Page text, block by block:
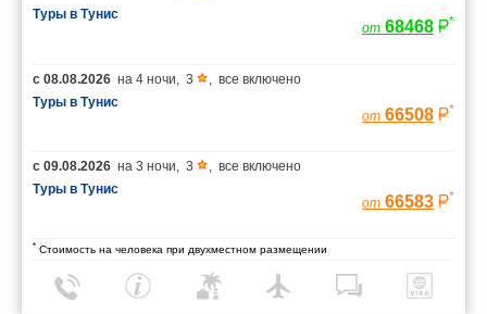
Туры в Тунис
от 68468 *
с 08.08.2026 на 4 ночи, 3 , все включено
Туры в Тунис
от 66508 *
с 09.08.2026 на 3 ночи, 3 , все включено
Туры в Тунис
от 66583 *
* Стоимость на человека при двухместном размещении